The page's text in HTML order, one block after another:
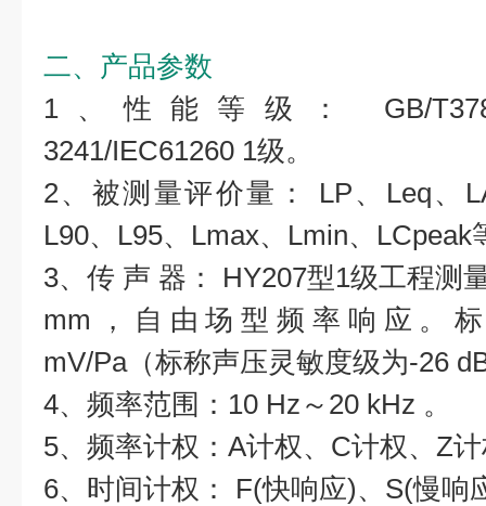
二、产品参数
1、性能等级： GB/
3241/IEC61260 1级。
2、被测量评价量： LP、Leq、
L90、L95、Lmax、Lmin、LCpeak
3、传 声 器： HY207型1级工程测
mm，自由场型频率响应。
mV/Pa（标称声压灵敏度级为-26
4、频率范围：10 Hz～20 kHz 。
5、频率计权：A计权、C计权、Z
6、时间计权： F(快响应)、S(慢响